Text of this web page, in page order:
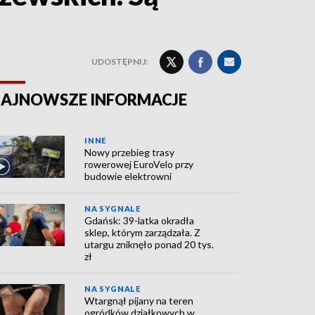
UDOSTĘPNIJ:
INFORMACJE
INNE
Nowy przebieg trasy
rowerowej EuroVelo przy
budowie elektrowni
NA SYGNALE
Gdańsk: 39-latka okradła
sklep, którym zarządzała. Z
utargu zniknęło ponad 20 tys.
zł
NA SYGNALE
Wtargnął pijany na teren
ogródków działkowych w